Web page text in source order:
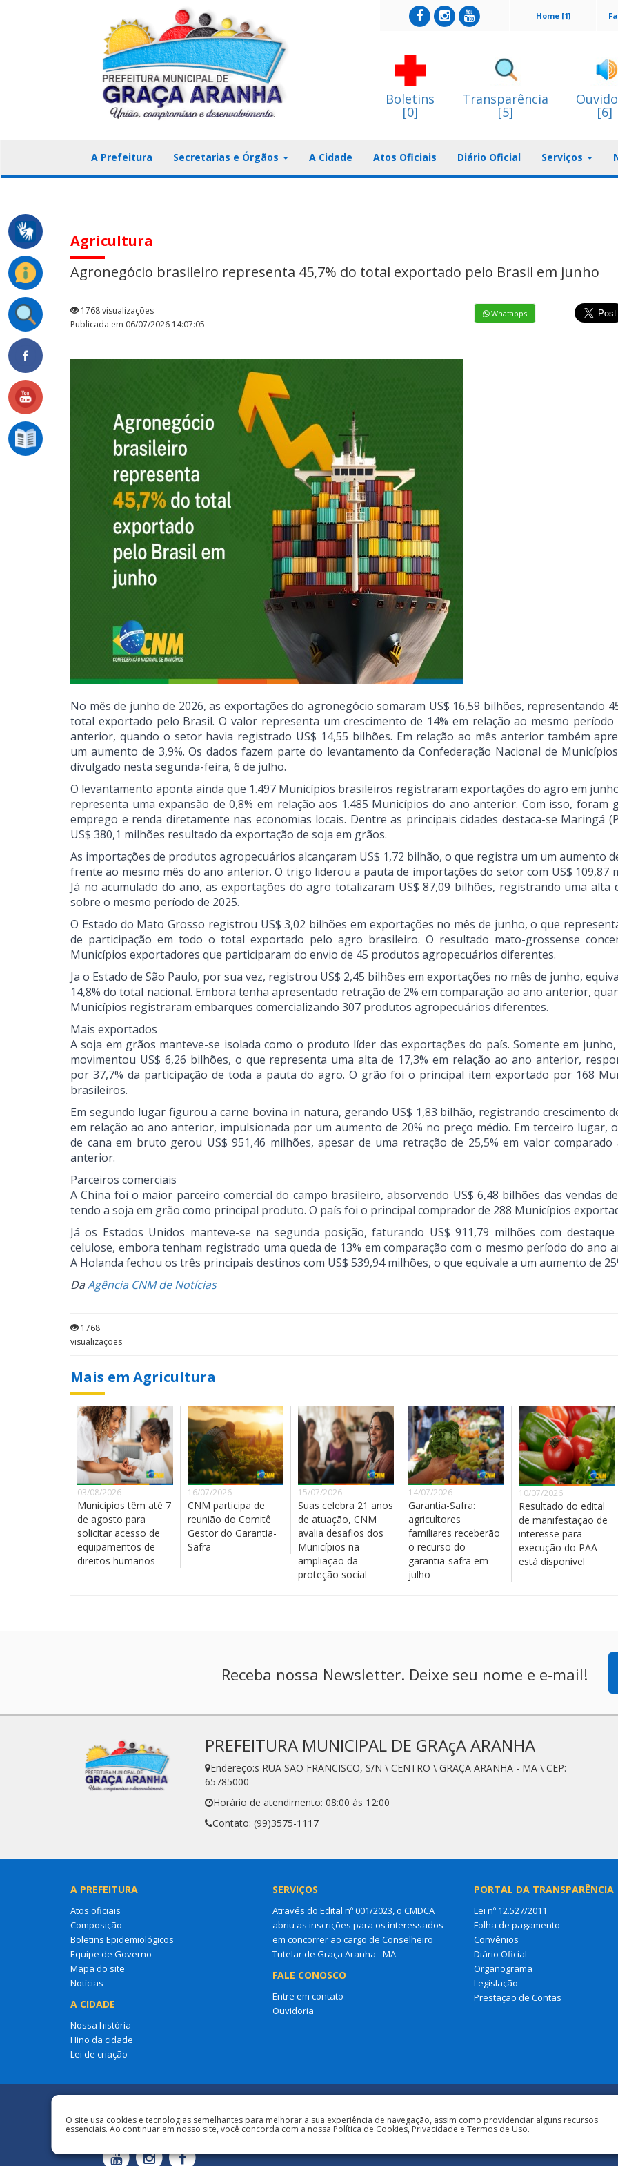
Home [1]
Boletins
[0]
Transparência
[5] [6]
A Prefeitura Secretarias e Órgãos A Cidade Atos Oficiais Diário Oficial Serviços
Agricultura
Agronegócio brasileiro representa 45,7% do total exportado pelo Brasil em junho
1768 visualizações
Publicada em 06/07/2026 14:07:05
Whatapps
No mês de junho de 2026, as exportações do agronegócio somaram US$ 16,59 bilhões, representando
total exportado pelo Brasil. O valor representa um crescimento de 14% em relação ao mesmo período
anterior, quando o setor havia registrado US$ 14,55 bilhões. Em relação ao mês anterior também
um aumento de 3,9%. Os dados fazem parte do levantamento da Confederação Nacional de
divulgado nesta segunda-feira, 6 de julho.
O levantamento aponta ainda que 1.497 Municípios brasileiros registraram exportações do agro em
representa uma expansão de 0,8% em relação aos 1.485 Municípios do ano anterior. Com isso, foram
emprego e renda diretamente nas economias locais. Dentre as principais cidades destaca-se Maringá
US$ 380,1 milhões resultado da exportação de soja em grãos.
As importações de produtos agropecuários alcançaram US$ 1,72 bilhão, o que registra um um aumento
frente ao mesmo mês do ano anterior. O trigo liderou a pauta de importações do setor com US$ 109,87
Já no acumulado do ano, as exportações do agro totalizaram US$ 87,09 bilhões, registrando uma alta
sobre o mesmo período de 2025.
O Estado do Mato Grosso registrou US$ 3,02 bilhões em exportações no mês de junho, o que
de participação em todo o total exportado pelo agro brasileiro. O resultado mato-grossense
Municípios exportadores que participaram do envio de 45 produtos agropecuários diferentes.
Ja o Estado de São Paulo, por sua vez, registrou US$ 2,45 bilhões em exportações no mês de junho,
14,8% do total nacional. Embora tenha apresentado retração de 2% em comparação ao ano anterior,
Municípios registraram embarques comercializando 307 produtos agropecuários diferentes.
Mais exportados
A soja em grãos manteve-se isolada como o produto líder das exportações do país. Somente em
movimentou US$ 6,26 bilhões, o que representa uma alta de 17,3% em relação ao ano anterior,
por 37,7% da participação de toda a pauta do agro. O grão foi o principal item exportado por 168
brasileiros.
Em segundo lugar figurou a carne bovina in natura, gerando US$ 1,83 bilhão, registrando crescimento
em relação ao ano anterior, impulsionada por um aumento de 20% no preço médio. Em terceiro lugar,
de cana em bruto gerou US$ 951,46 milhões, apesar de uma retração de 25,5% em valor comparado
anterior.
Parceiros comerciais
A China foi o maior parceiro comercial do campo brasileiro, absorvendo US$ 6,48 bilhões das vendas
tendo a soja em grão como principal produto. O país foi o principal comprador de 288 Municípios
Já os Estados Unidos manteve-se na segunda posição, faturando US$ 911,79 milhões com
celulose, embora tenham registrado uma queda de 13% em comparação com o mesmo período do ano
A Holanda fechou os três principais destinos com US$ 539,94 milhões, o que equivale a um aumento de
DaAgência CNM de Notícias
1768
visualizações
Mais em Agricultura
03/08/2026
Municípios têm até 7
de agosto para
solicitar acesso de
equipamentos de
direitos humanos
16/07/2026
CNM participa de
reunião do Comitê
Gestor do Garantia-
Safra
15/07/2026
Suas celebra 21 anos
de atuação, CNM
avalia desafios dos
Municípios na
ampliação da
proteção social
14/07/2026
Garantia-Safra:
agricultores
familiares receberão
o recurso do
garantia-safra em
julho
10/07/2026
Resultado do edital
de manifestação de
interesse para
execução do PAA
está disponível
Receba nossa Newsletter. Deixe seu nome e e-mail!
PREFEITURA MUNICIPAL DE GRAçA ARANHA
Endereço:s RUA SÃO FRANCISCO, S/N \ CENTRO \ GRAÇA ARANHA - MA \ CEP:
65785000
Horário de atendimento: 08:00 às 12:00
Contato: (99)3575-1117
A PREFEITURA
Atos oficiais
Composição
Boletins Epidemiológicos
Equipe de Governo
Mapa do site
Notícias
A CIDADE
Nossa história
Hino da cidade
Lei de criação
SERVIÇOS
Através do Edital nº 001/2023, o CMDCA
abriu as inscrições para os interessados
em concorrer ao cargo de Conselheiro
Tutelar de Graça Aranha - MA
FALE CONOSCO
Entre em contato
Ouvidoria
PORTAL DA TRANSPARÊNCIA
Lei nº 12.527/2011
Folha de pagamento
Convênios
Diário Oficial
Organograma
Legislação
Prestação de Contas
Redes Sociais Todos os direitos
O site usa cookies e tecnologias semelhantes para melhorar a sua experiência de navegação, assim como providenciar alguns recursos
essenciais. Ao continuar em nosso site, você concorda com a nossa Política de Cookies, Privacidade e Termos de Uso.